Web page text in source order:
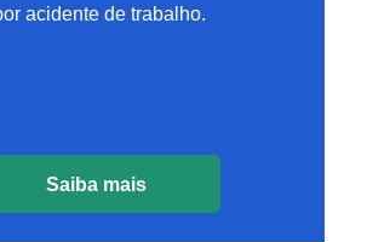
acidente de trabalho.
Saiba mais